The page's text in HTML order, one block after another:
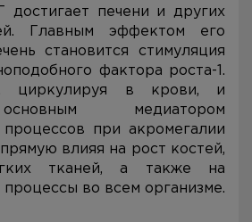
достигает печени и других
Главным эффектом его
становится стимуляция
фактора роста-1.
циркулируя в крови, и
медиатором
процессов при акромегалии
влияя на рост костей,
тканей, а также на
процессы во всем организме.